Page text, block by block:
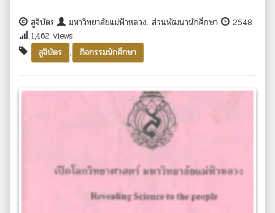
สูจิบัตร มหาวิทยาลัยแม่ฟ้าหลวง. ส่วนพัฒนานักศึกษา
2548
1,462 views
สูจิบัตร
, กิจกรรมนักศึกษา